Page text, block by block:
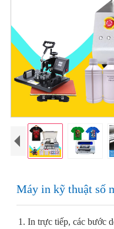
Máy in kỹ thuật số
1. In trực tiếp, các bước